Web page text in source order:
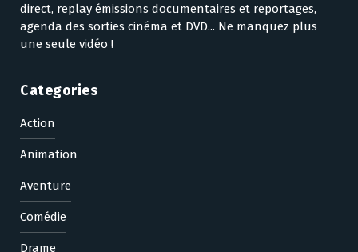
direct, replay émissions documentaires et reportages,
agenda des sorties cinéma et DVD... Ne manquez plus
une seule vidéo !
Categories
Action
Animation
Aventure
Comédie
Drame